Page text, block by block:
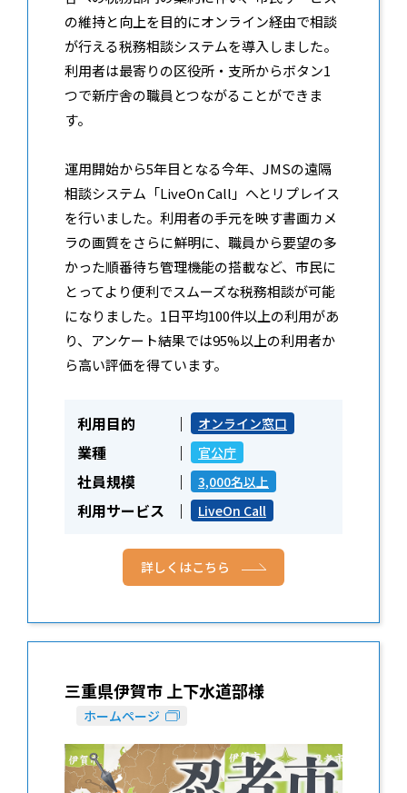
の維持と向上を目的にオンライン経由で相談
が行える税務相談システムを導入しました。
利用者は最寄りの区役所・支所からボタン1
つで新庁舎の職員とつながることができま
す。
運用開始から5年目となる今年、JMSの遠隔
相談システム「LiveOn Call」へとリプレイス
を行いました。利用者の手元を映す書画カメ
ラの画質をさらに鮮明に、職員から要望の多
かった順番待ち管理機能の搭載など、市民に
とってより便利でスムーズな税務相談が可能
になりました。1日平均100件以上の利用があ
り、アンケート結果では95%以上の利用者か
ら高い評価を得ています。
利用目的 オンライン窓口
業種 官公庁
社員規模 3,000名以上
利用サービス LiveOn Call
詳しくはこちら
三重県伊賀市 上下水道部様
ホームページ